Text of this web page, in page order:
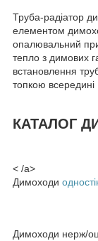
Труба-радіатор
елементом
опалювальний
тепло з димових
встановлення
топкою всередині
КАТАЛОГ
< /a>
Димоходи
Димоходи нерж/